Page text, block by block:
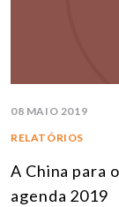
08 MAIO 2019
RELATÓRIOS
A China para
agenda 2019